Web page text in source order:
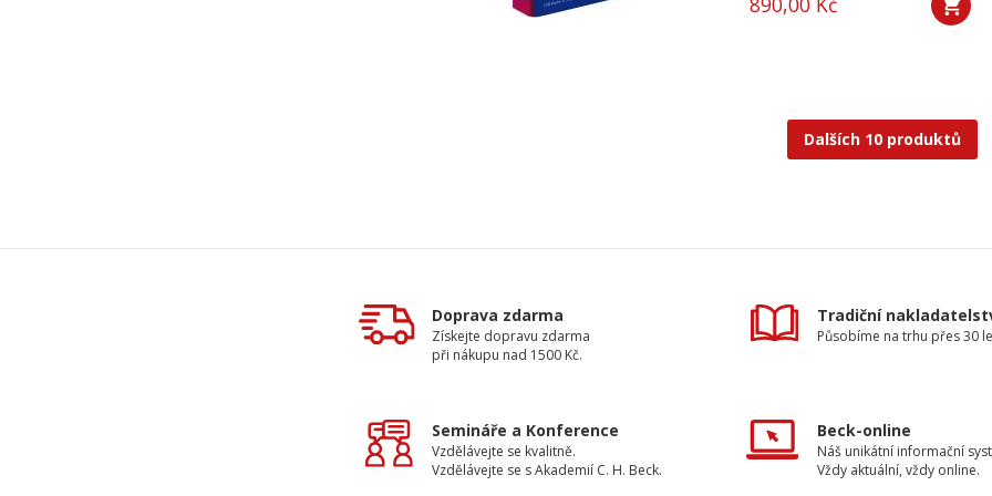
Dalších 10 produktů
Doprava zdarma
Získejte dopravu zdarma
při nákupu nad 1500 Kč.
Tradiční
Působíme na trhu přes 30
Semináře a Konference
Vzdělávejte se kvalitně.
Vzdělávejte se s Akademií C. H. Beck.
Beck-online
Náš unikátní informační
Vždy aktuální, vždy online.